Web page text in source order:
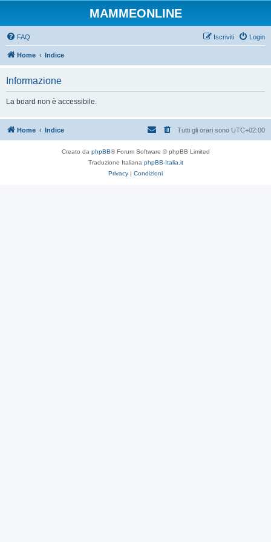
MAMMEONLINE
FAQ Login
Iscriviti
Home Indice
Informazione
La board non è accessibile.
Home Indice Tutti gli orari sono UTC+02:00
Creato da phpBB® Forum Software © phpBB Limited
Traduzione Italiana phpBB-Italia.it
Privacy | Condizioni